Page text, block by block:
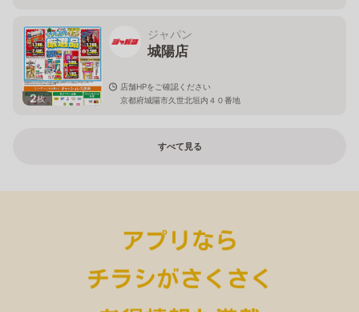
2枚
ジャパン
城陽店
店舗HPをご確認ください
京都府城陽市久世北垣内４０番地
すべて見る